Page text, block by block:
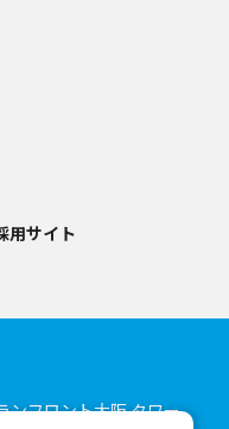
用サイト
ンフロント大阪 タワー